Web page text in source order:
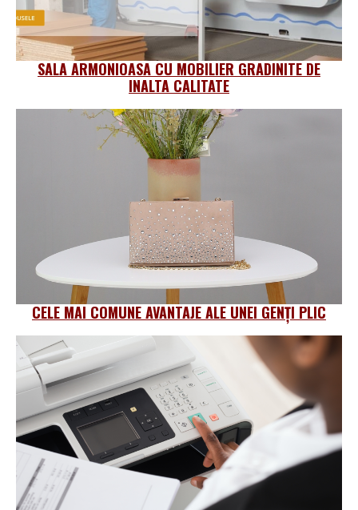
SALA ARMONIOASA CU MOBILIER GRADINITE DE
INALTA CALITATE
CELE MAI COMUNE AVANTAJE ALE UNEI GENȚI PLIC